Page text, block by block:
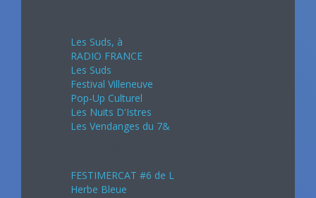
Les Suds, à
RADIO FRANCE
Les Suds
Festival Villeneuve
Pop-Up Culturel
Les Nuits D'Istres
Les Vendanges du 7&
FESTIMERCAT #6 de L
Herbe Bleue